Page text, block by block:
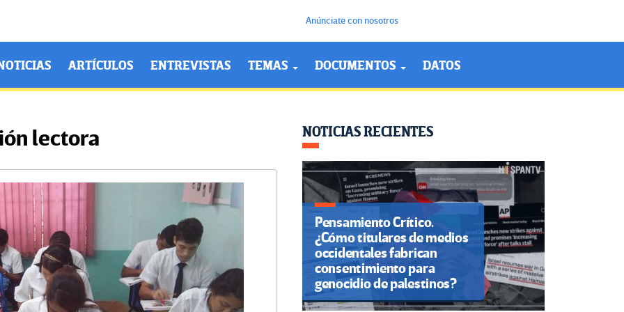
Anúnciate con nosotros
ARTÍCULOS ENTREVISTAS TEMAS DOCUMENTOS DATOS
lectora NOTICIAS RECIENTES
Pensamiento Crítico.
¿Cómo titulares de medios
occidentales fabrican
consentimiento para
genocidio de palestinos?